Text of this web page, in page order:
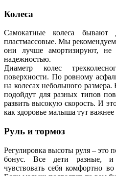
Колеса
Самокатные колеса
пластмассовые. Мы
они лучше амортизируют,
надежностью.
Диаметр колес
поверхности. По ровному
на колесах небольшого
подойдут для разных типов
развить высокую скорость. И
как здоровье малыша тут
Руль и тормоз
Регулировка высоты руля – это
бонус. Все дети разные,
чувствовать себя комфортно